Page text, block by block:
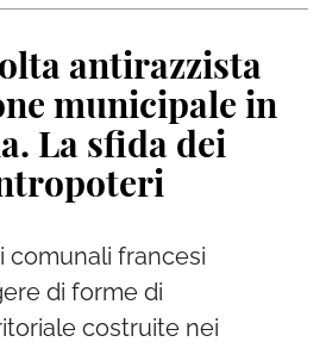
antirazzista
municipale in
La sfida dei
comunali francesi
di forme di
costruite nei